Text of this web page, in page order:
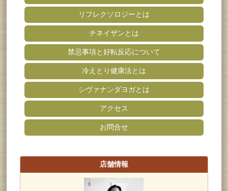
リフレクソロジーとは
チネイザンとは
禁忌事項と好転反応について
冷えとり健康法とは
シヴァナンダヨガとは
アクセス
お問合せ
店舗情報